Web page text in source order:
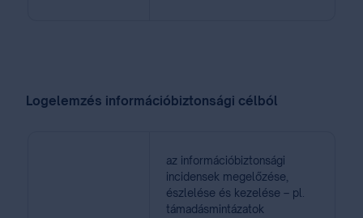
Logelemzés információbiztonsági célból
az információbiztonsági
incidensek megelőzése,
észlelése és kezelése – pl.
támadásmintázatok